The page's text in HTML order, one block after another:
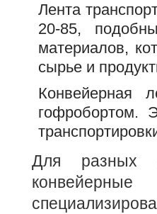
Лента
20-85,
материалов,
сырье и
Конвейерная
гофробортом.
Для разных